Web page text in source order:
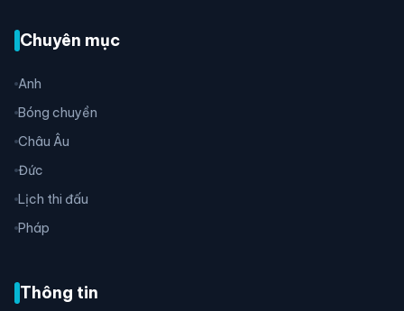
Chuyên mục
Anh
Bóng chuyền
Châu Âu
Đức
Lịch thi đấu
Pháp
Thông tin